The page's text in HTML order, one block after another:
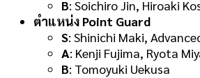
B: Soichiro Jin, Hiroaki
ตำแหน่ง Point Guard
S: Shinichi Maki,
A: Kenji Fujima, Ryota
B: Tomoyuki Uekusa